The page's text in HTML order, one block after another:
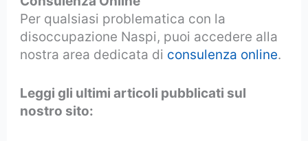
Per qualsiasi problematica con la
disoccupazione Naspi, puoi accedere alla
nostra area dedicata di consulenza online.
Leggi gli ultimi articoli pubblicati sul
nostro sito: